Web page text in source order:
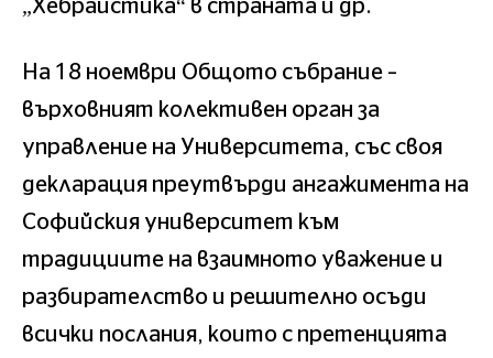
„Хебраистика“ в страната и др.
На 18 ноември Общото събрание –
върховният колективен орган за
управление на Университета, със своя
декларация преутвърди ангажимента на
Софийския университет към
традициите на взаимното уважение и
разбирателство и решително осъди
всички послания, които с претенцията